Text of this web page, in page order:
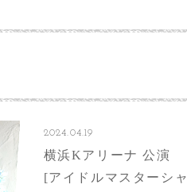
2024.04.19
横浜Kアリーナ 公演
[アイドルマスターシャ